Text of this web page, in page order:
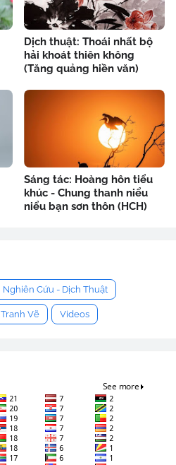
Dịch thuật: Thoái nhất bộ
hải khoát thiên không
(Tăng quảng hiền văn)
Sáng tác: Hoàng hôn tiểu
khúc - Chung thanh niểu
niểu bạn sơn thôn (HCH)
Nghiên Cứu - Dịch Thuật
Tranh Vẽ Videos